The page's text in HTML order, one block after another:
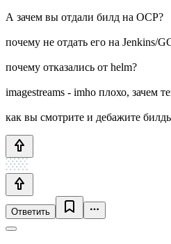
А зачем вы отдали билд на OCP?
почему не отдать его на Jenkins/
почему отказались от helm?
imagestreams - imho плохо, зачем
как вы смотрите и дебажите
Ответить